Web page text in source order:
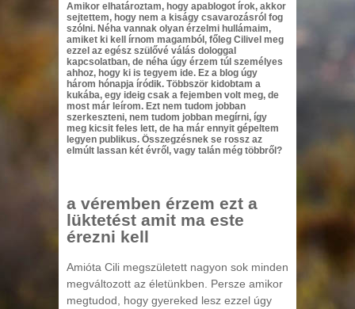
Amikor elhatároztam, hogy apablogot írok, akkor
sejtettem, hogy nem a kiságy csavarozásról fog
szólni. Néha vannak olyan érzelmi hullámaim,
amiket ki kell írnom magamból, főleg Cilivel meg
ezzel az egész szülővé válás dologgal
kapcsolatban, de néha úgy érzem túl személyes
ahhoz, hogy ki is tegyem ide. Ez a blog úgy
három hónapja íródik. Többször kidobtam a
kukába, egy ideig csak a fejemben volt meg, de
most már leírom. Ezt nem tudom jobban
szerkeszteni, nem tudom jobban megírni, így
meg kicsit feles lett, de ha már ennyit gépeltem
legyen publikus. Összegzésnek se rossz az
elmúlt lassan két évről, vagy talán még többről?
a véremben érzem ezt a
lüktetést amit ma este
érezni kell
Amióta Cili megszületett nagyon sok minden
megváltozott az életünkben. Persze amikor
megtudod, hogy gyereked lesz ezzel úgy